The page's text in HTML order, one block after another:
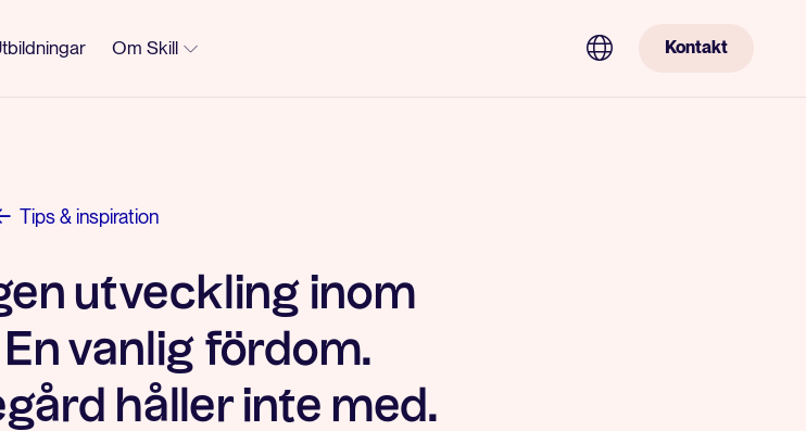
Om Skill Kontakt
Tips & inspiration
utveckling inom
vanlig fördom.
håller inte med.